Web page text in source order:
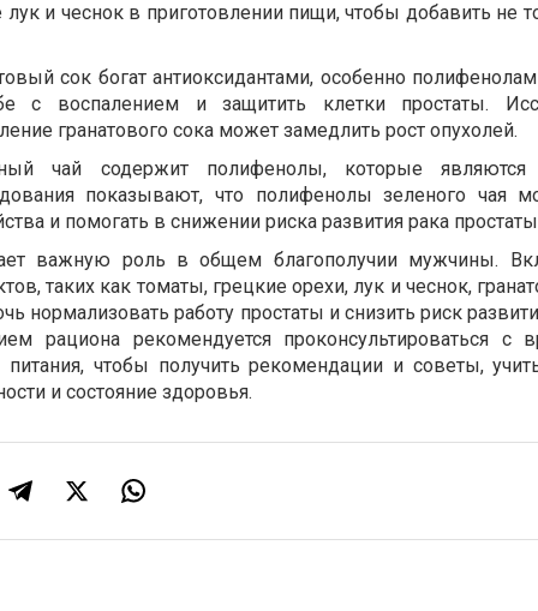
лук и чеснок в приготовлении пищи, чтобы добавить не
сок богат антиоксидантами, особенно
с воспалением и защитить клетки простаты.
гранатового сока может замедлить рост опухолей.
чай содержит полифенолы, которые
показывают, что полифенолы зеленого чая
и помогать в снижении риска развития рака
важную роль в общем благополучии мужчины.
таких как томаты, грецкие орехи, лук и чеснок,
нормализовать работу простаты и снизить риск
рациона рекомендуется проконсультироваться с
питания, чтобы получить рекомендации и советы,
и состояние здоровья.